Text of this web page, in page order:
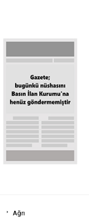
Ağrı